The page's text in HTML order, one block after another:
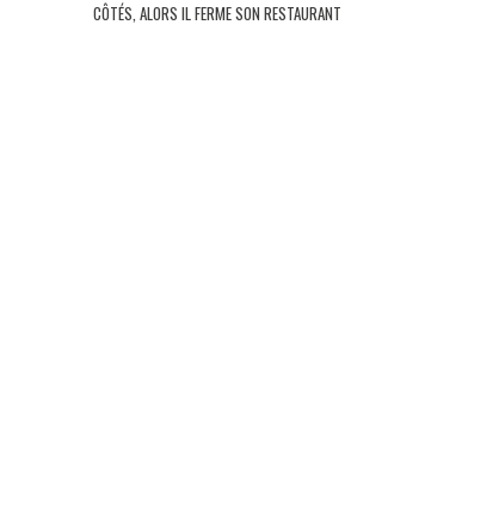
CÔTÉS, ALORS IL FERME SON RESTAURANT